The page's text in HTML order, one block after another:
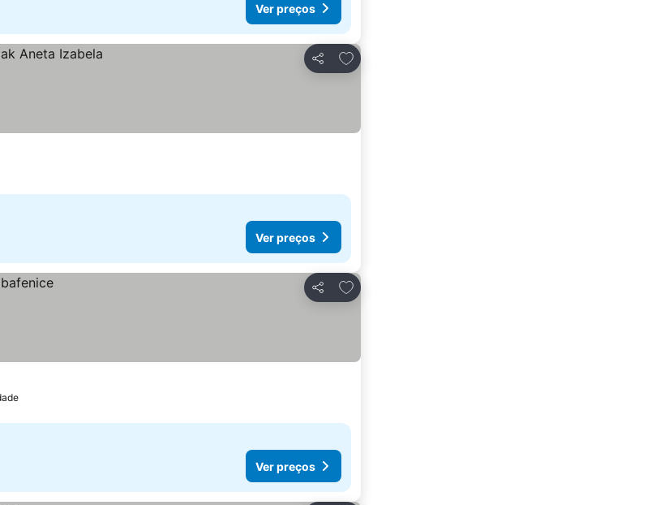
Ver preços
Partilhar
Adicionar aos favoritos
Ver preços
Partilhar
Adicionar aos favoritos
Ver preços